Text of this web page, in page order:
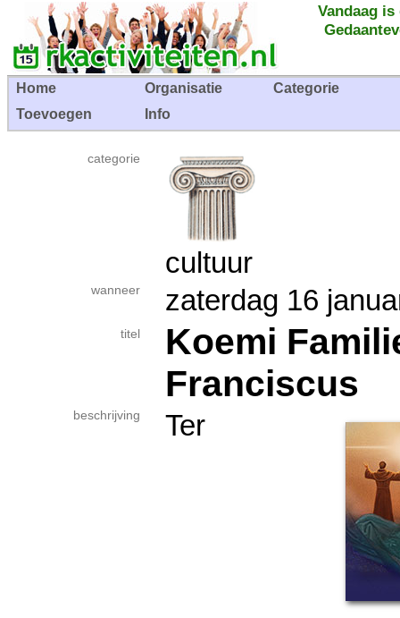
Vandaag
Home Organisatie
Categorie
Toevoegen
Info
categorie
cultuur
wanneer zaterdag 16
titel
Koemi
Franciscus
beschrijving Ter